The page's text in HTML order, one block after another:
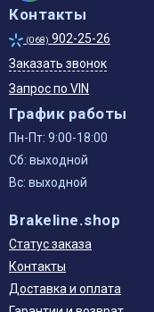
Контакты
(068) 902-25-26
Заказать звонок
Запрос по VIN
График работы
Пн-Пт: 9:00-18:00
Сб: выходной
Вс: выходной
Brakeline.shop
Статус заказа
Контакты
Доставка и оплата